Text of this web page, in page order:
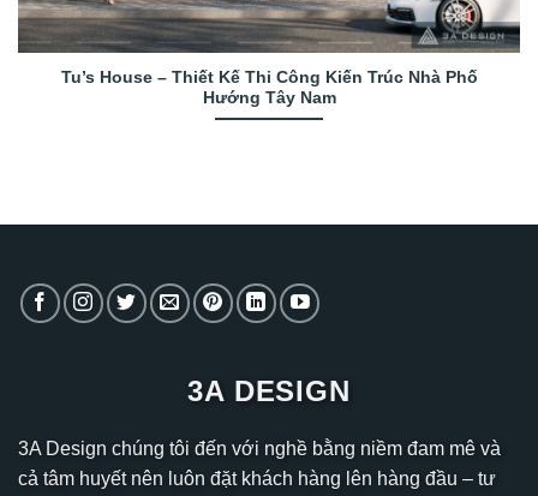
Tu’s House – Thiết Kế Thi Công Kiến Trúc Nhà Phố
Hướng Tây Nam
3A DESIGN
3A Design chúng tôi đến với nghề bằng niềm đam mê và
cả tâm huyết nên luôn đặt khách hàng lên hàng đầu – tư